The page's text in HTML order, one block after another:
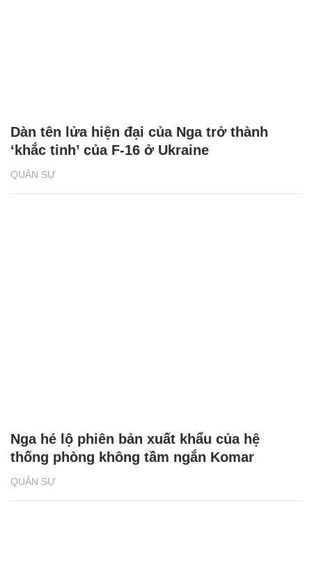
QUÂN SỰ
Dàn tên lửa hiện đại của Nga trở thành
‘khắc tinh’ của F-16 ở Ukraine
QUÂN SỰ
Nga hé lộ phiên bản xuất khẩu của hệ
thống phòng không tầm ngắn Komar